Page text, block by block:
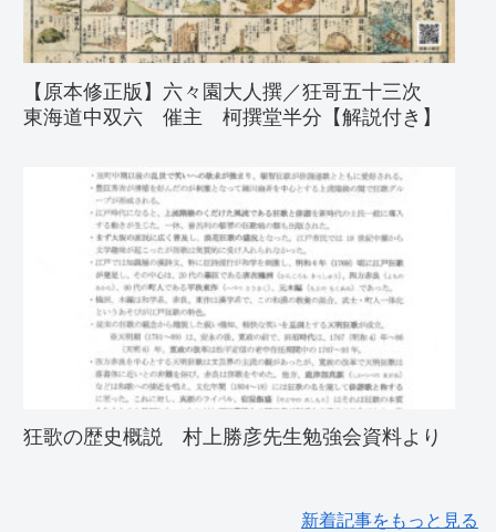
【原本修正版】六々園大人撰／狂哥五十三次
東海道中双六 催主 柯撰堂半分【解説付き】
狂歌の歴史概説 村上勝彦先生勉強会資料より
新着記事をもっと見る